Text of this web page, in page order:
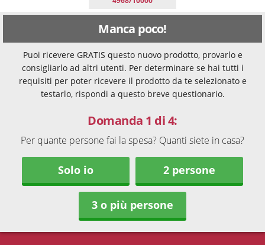
Manca poco!
Puoi ricevere GRATIS questo nuovo prodotto, provarlo e
consigliarlo ad altri utenti. Per determinare se hai tutti i
requisiti per poter ricevere il prodotto da te selezionato e
testarlo, rispondi a questo breve questionario.
Domanda 1 di 4:
Per quante persone fai la spesa? Quanti siete in casa?
Solo io 2 persone
3 o più persone